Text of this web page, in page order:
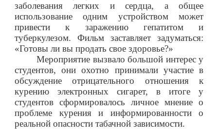
заболевания легких и сердца, а общее
использование одним устройством может
привести к заражению гепатитом и
туберкулезом. Фильм заставляет задуматься:
«Готовы ли вы продать свое здоровье?»
Мероприятие вызвало большой интерес у
студентов, они охотно принимали участие в
обсуждение отрицательного отношения к
курению электронных сигарет, в итоге у
студентов сформировалось личное мнение о
проблеме курения и информированности о
реальной опасности табачной зависимости.